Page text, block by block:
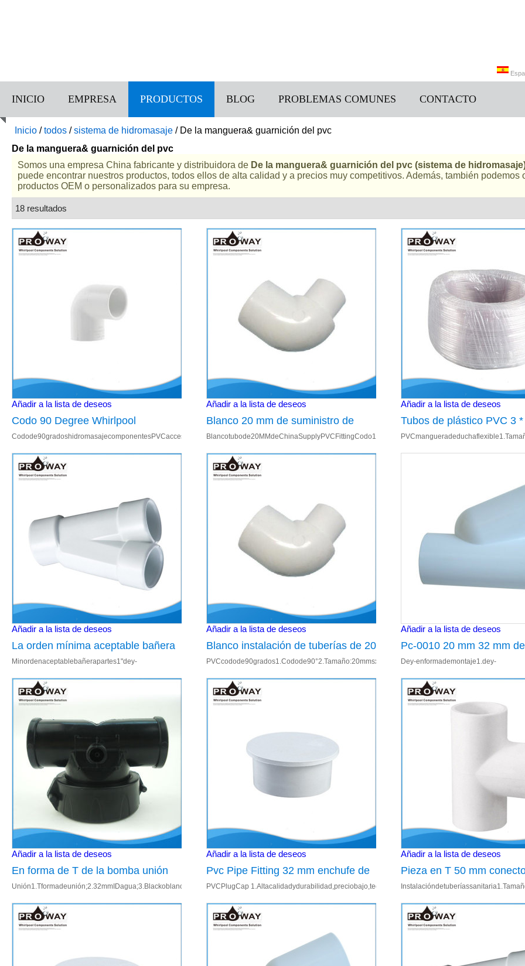
INICIO EMPRESA PRODUCTOS BLOG PROBLEMAS COMUNES CONTACTO
Inicio /todos /sistema de hidromasaje / De la manguera& guarnición del pvc
De la manguera& guarnición del pvc
Somos una empresa China fabricante y distribuidora de De la manguera& guarnición del pvc (sistema de
puede encontrar nuestros productos, todos ellos de alta calidad y a precios muy competitivos. Además, también podemos
productos OEM o personalizados para su empresa.
18 resultados
Añadir a la lista de deseos
Codo 90 Degree Whirlpool
componentes PVC chorro de aire
accesorios
Codode90gradoshidromasajecomponentesPVCaccesoriosdechorrodeaire1.Codode90grados2.1",1.5",20mm,32mm,50mm3.ModeloNum:PC-
00034.A
Añadir a la lista de deseos
Blanco 20 mm de suministro de
China PVC codo
00034.Adecuadopara:bañodesuministrodeag
Añadir a la lista de deseos
Tubos de plástico PVC 3
la bañera piezas de
ducha Flexible
00024.BañeraAccesorios Utiliz
Añadir a la lista de deseos
La orden mínima aceptable bañera
piezas de 1 " en forma de Y
conjunta
Minordenaceptablebañerapartes1"dey-
enformaconjunta1.altacalidad&durabilidad,elpreciobajo,latecnologíaavanzada;2.20mmenchufe,3
Añadir a la lista de deseos
Blanco instalación de tuberías de 20
mm sxsp China fuente de
alimentación PVC codo 90 Degree
PVCcodode90grados1.Codode90°2.Tamaño:20mmsxsp3.ModeloNum:PC-
00034.Adecuadopara:bañodesuministrodeagua Utilizadoparabañeras. S
Añadir a la lista de deseos
Pc-0010 20 mm 32 mm
bañera en forma de Y de
Dey-enformademontaje1.dey-
Añadir a la lista de deseos
En forma de T de la bomba unión
Unión1.Tformadeunión;2.32mmIDagua;3.Blackoblancoapariencia;4.Material:PVC Detalledelaimagen Detalledelaimagen Cargadelamuestr
Añadir a la lista de deseos
Pvc Pipe Fitting 32 mm enchufe de
conexión de PVC Plug Cap
PVCPlugCap
Añadir a la lista de deseos
Pieza en T 50 mm
baño de suministro de
Pipe Fitting